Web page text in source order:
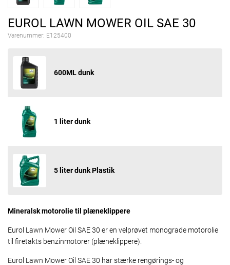
EUROL LAWN MOWER OIL SAE 30
Varenummer: E125400
600ML dunk
1 liter dunk
5 liter dunk Plastik
Mineralsk motorolie til plæneklippere
Eurol Lawn Mower Oil SAE 30 er en velprøvet monograde motorolie
til firetakts benzinmotorer (plæneklippere).
Eurol Lawn Mower Oil SAE 30 har stærke rengørings- og